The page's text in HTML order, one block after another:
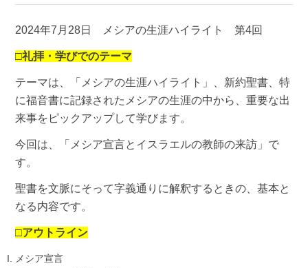
2024年7月28日 メシアの生涯ハイライト 第4回
□礼拝・学びでのテーマ
テーマは、「メシアの生涯ハイライト」、新約聖書、特
に福音書に記録されたメシアの生涯の中から、重要な出
来事をピックアップして学びます。
今回は、「メシア宣言とイスラエルの教師の来訪」で
す。
聖書を文脈にそって字義通りに解釈するときの、基本と
なる内容です。
□アウトライン
メシア宣言